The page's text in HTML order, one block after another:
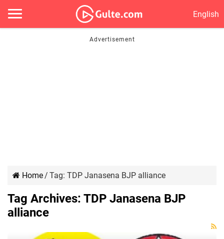
English
Home/ Tag: TDP Janasena BJP alliance
Tag Archives: TDP Janasena BJP
alliance